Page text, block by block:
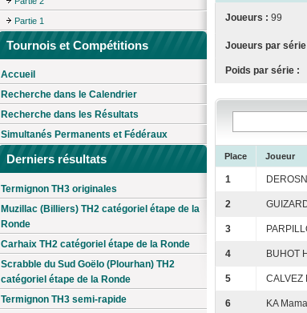
Partie 1
Tournois et Compétitions
Accueil
Recherche dans le Calendrier
Recherche dans les Résultats
Simultanés Permanents et Fédéraux
Derniers résultats
Termignon TH3 originales
Muzillac (Billiers) TH2 catégoriel étape de la
Ronde
Carhaix TH2 catégoriel étape de la Ronde
Scrabble du Sud Goëlo (Plourhan) TH2
catégoriel étape de la Ronde
Termignon TH3 semi-rapide
Joueurs : 99
Joueurs par série
Poids par série :
Place Joueur
1
2
3
4 BUHOT
5 CALVEZ
6 KA